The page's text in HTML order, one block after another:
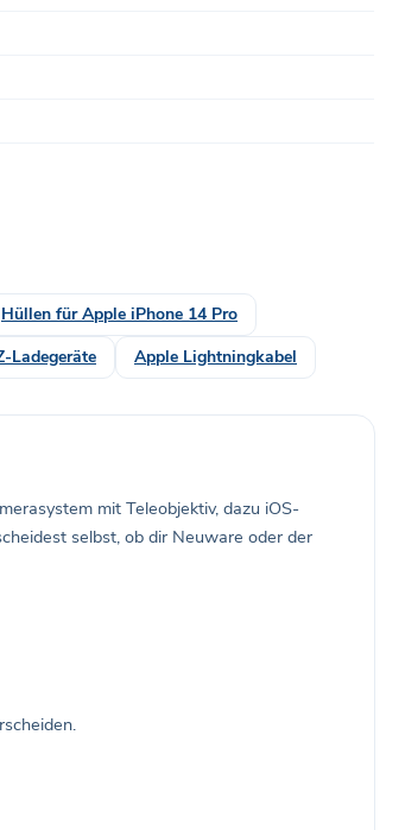
Hüllen für Apple iPhone 14 Pro
Ladegeräte Apple Lightningkabel
mit Teleobjektiv, dazu iOS-
selbst, ob dir Neuware oder der